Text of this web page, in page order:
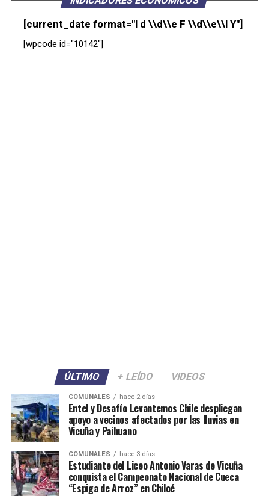
[current_date format="l d \\d\\e F \\d\\e\\l Y"]
[wpcode id="10142"]
ÚLTIMO + LEÍDO VIDEOS
COMUNALES hace 2 días
Entel y Desafío Levantemos Chile despliegan
apoyo a vecinos afectados por las lluvias en
Vicuña y Paihuano
COMUNALES hace 3 días
Estudiante del Liceo Antonio Varas de Vicuña
conquista el Campeonato Nacional de Cueca
“Espiga de Arroz” en Chiloé